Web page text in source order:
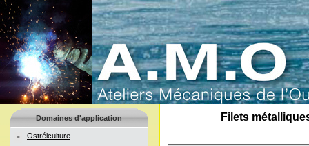
Domaines d'application
Ostréiculture
Filets